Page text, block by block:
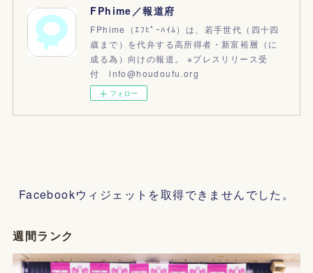
FPhime／報道府
FPhime（ｴﾌﾋﾟｰﾊｲﾑ）は、若手世代（四十四
歳まで）を代弁する高所得者・新富裕層（に
成る為）向けの報道。 ※プレスリリース受
付 info@houdoufu.org
フォロー
Facebookウィジェットを取得できませんでした。
週間ランク